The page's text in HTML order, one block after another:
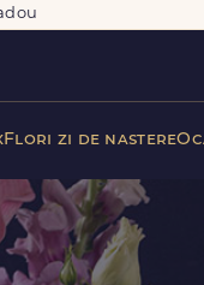
Flori zi de nastere